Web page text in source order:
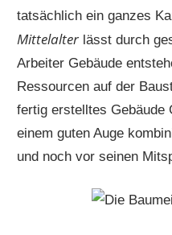
tatsächlich ein ganzes
Mittelalterlässt durch
Arbeiter Gebäude
Ressourcen auf der
fertig erstelltes Gebäude
einem guten Auge
und noch vor seinen